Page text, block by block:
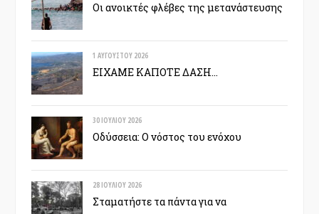
Οι ανοικτές φλέβες της μετανάστευσης
1 ΑΥΓΟΎΣΤΟΥ 2026
ΕΙΧΑΜΕ ΚΑΠΟΤΕ ΔΑΣΗ…
30 ΙΟΥΛΊΟΥ 2026
Οδύσσεια: Ο νόστος του ενόχου
28 ΙΟΥΛΊΟΥ 2026
Σταματήστε τα πάντα για να